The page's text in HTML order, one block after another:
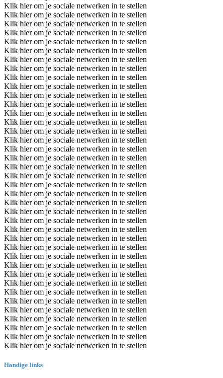
Klik hier om je sociale netwerken in te stellen
Klik hier om je sociale netwerken in te stellen
Klik hier om je sociale netwerken in te stellen
Klik hier om je sociale netwerken in te stellen
Klik hier om je sociale netwerken in te stellen
Klik hier om je sociale netwerken in te stellen
Klik hier om je sociale netwerken in te stellen
Klik hier om je sociale netwerken in te stellen
Klik hier om je sociale netwerken in te stellen
Klik hier om je sociale netwerken in te stellen
Klik hier om je sociale netwerken in te stellen
Klik hier om je sociale netwerken in te stellen
Klik hier om je sociale netwerken in te stellen
Klik hier om je sociale netwerken in te stellen
Klik hier om je sociale netwerken in te stellen
Klik hier om je sociale netwerken in te stellen
Klik hier om je sociale netwerken in te stellen
Klik hier om je sociale netwerken in te stellen
Klik hier om je sociale netwerken in te stellen
Klik hier om je sociale netwerken in te stellen
Klik hier om je sociale netwerken in te stellen
Klik hier om je sociale netwerken in te stellen
Klik hier om je sociale netwerken in te stellen
Klik hier om je sociale netwerken in te stellen
Klik hier om je sociale netwerken in te stellen
Klik hier om je sociale netwerken in te stellen
Klik hier om je sociale netwerken in te stellen
Klik hier om je sociale netwerken in te stellen
Klik hier om je sociale netwerken in te stellen
Klik hier om je sociale netwerken in te stellen
Klik hier om je sociale netwerken in te stellen
Klik hier om je sociale netwerken in te stellen
Klik hier om je sociale netwerken in te stellen
Klik hier om je sociale netwerken in te stellen
Klik hier om je sociale netwerken in te stellen
Klik hier om je sociale netwerken in te stellen
Klik hier om je sociale netwerken in te stellen
Klik hier om je sociale netwerken in te stellen
Klik hier om je sociale netwerken in te stellen
Handige links